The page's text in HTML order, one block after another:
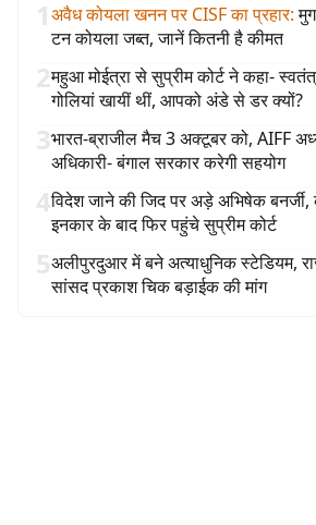
1अवैध कोयला खनन पर CISF का प्रहार:
टन कोयला जब्त, जानें कितनी है कीमत
2महुआ मोईत्रा से सुप्रीम कोर्ट ने कहा-
गोलियां खायीं थीं, आपको अंडे से डर क्यों?
3भारत-ब्राजील मैच 3 अक्टूबर को, AIFF
अधिकारी- बंगाल सरकार करेगी सहयोग
4विदेश जाने की जिद पर अड़े अभिषेक बनर्जी,
इनकार के बाद फिर पहुंचे सुप्रीम कोर्ट
5अलीपुरदुआर में बने अत्याधुनिक स्टेडियम,
सांसद प्रकाश चिक बड़ाईक की मांग